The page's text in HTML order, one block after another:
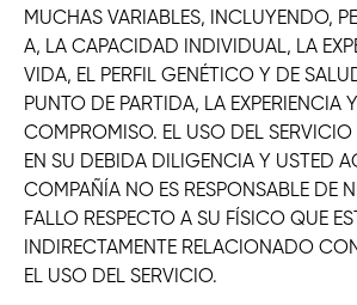
MUCHAS VARIABLES, INCLUYENDO,
A, LA CAPACIDAD INDIVIDUAL, LA
VIDA, EL PERFIL GENÉTICO Y DE
PUNTO DE PARTIDA, LA EXPERIENCIA
COMPROMISO. EL USO DEL SERVICIO
EN SU DEBIDA DILIGENCIA Y USTED
COMPAÑÍA NO ES RESPONSABLE DE
FALLO RESPECTO A SU FÍSICO QUE
INDIRECTAMENTE RELACIONADO
EL USO DEL SERVICIO.